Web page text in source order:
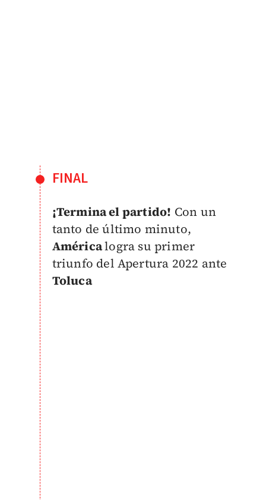
FINAL
¡Termina el partido! Con un
tanto de último minuto,
Américalogra su primer
triunfo del Apertura 2022 ante
Toluca